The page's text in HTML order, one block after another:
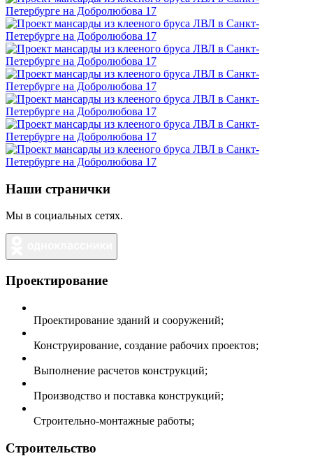
Наши странички
Мы в социальных сетях.
Проектирование
Проектирование зданий и сооружений;
Конструирование, создание рабочих проектов;
Выполнение расчетов конструкций;
Производство и поставка конструкций;
Строительно-монтажные работы;
Строительство